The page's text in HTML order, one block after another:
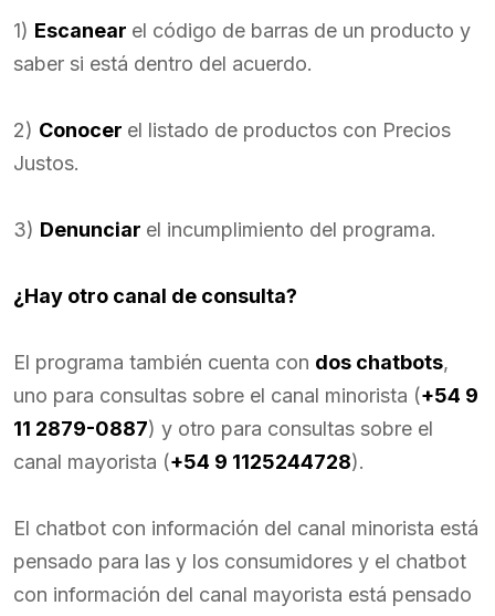
1) Escanear el código de barras de un producto y
saber si está dentro del acuerdo.
2) Conocer el listado de productos con Precios
Justos.
3) Denunciar el incumplimiento del programa.
¿Hay otro canal de consulta?
El programa también cuenta con dos chatbots,
uno para consultas sobre el canal minorista (+54 9
11 2879-0887) y otro para consultas sobre el
canal mayorista (+54 9 1125244728).
El chatbot con información del canal minorista está
pensado para las y los consumidores y el chatbot
con información del canal mayorista está pensado